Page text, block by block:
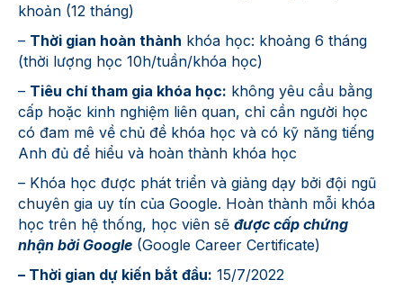
khoản (12 tháng)
– Thời gian hoàn thành khóa học: khoảng 6 tháng
(thời lượng học 10h/tuần/khóa học)
– Tiêu chí tham gia khóa học: không yêu cầu bằng
cấp hoặc kinh nghiệm liên quan, chỉ cần người học
có đam mê về chủ đề khóa học và có kỹ năng tiếng
Anh đủ để hiểu và hoàn thành khóa học
– Khóa học được phát triển và giảng dạy bởi đội ngũ
chuyên gia uy tín của Google. Hoàn thành mỗi khóa
học trên hệ thống, học viên sẽ được cấp chứng
nhận bởi Google (Google Career Certificate)
– Thời gian dự kiến bắt đầu: 15/7/2022